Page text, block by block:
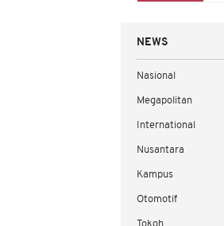
NEWS
Nasional
Megapolitan
International
Nusantara
Kampus
Otomotif